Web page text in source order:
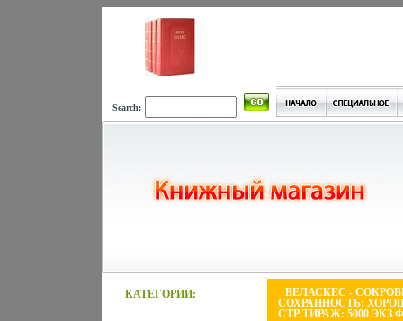
Search:
КАТЕГОРИИ:
ВЕЛАСКЕС -
СОХРАННОСТЬ:
СТР ТИРАЖ: 5000 ЭКЗ